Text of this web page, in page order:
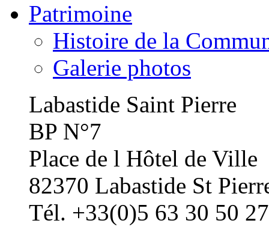
Patrimoine
Histoire de la
Galerie photos
Labastide Saint Pierre
BP N°7
Place de l Hôtel de Ville
82370 Labastide St
Tél. +33(0)5 63 30 50 27